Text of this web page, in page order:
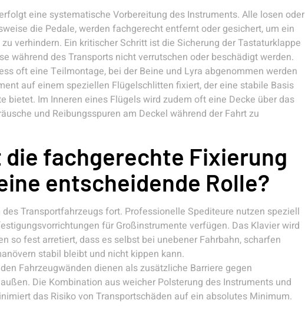
eine systematische Vorbereitung des Instruments. Alle losen oder
die Pedale, werden fachgerecht entfernt oder gesichert, um ein
verhindern. Ein kritischer Schritt ist die Sicherung der Tastaturklappe
während des Transports nicht verrutschen oder beschädigt werden.
oft eine Teilmontage, bei der Beine und Lyra abgenommen werden
auf einem speziellen Flügelschlitten fixiert, der eine stabile Basis
bietet. Im Inneren eines Flügels wird zudem oft eine Decke über das
und Reibungsspuren am Deckel während der Fahrt zu
die fachgerechte Fixierung
entscheidende Rolle?
Transportfahrzeugs fort. Professionelle Spediteure nutzen speziell
für Großinstrumente verfügen. Das Klavier wird
so fest arretiert, dass es selbst bei unebener Fahrbahn, scharfen
stabil bleibt und nicht kippen kann.
Fahrzeugwänden dienen als zusätzliche Barriere gegen
Die Kombination aus weicher Polsterung des Instruments und
das Risiko von Transportschäden auf ein absolutes Minimum.